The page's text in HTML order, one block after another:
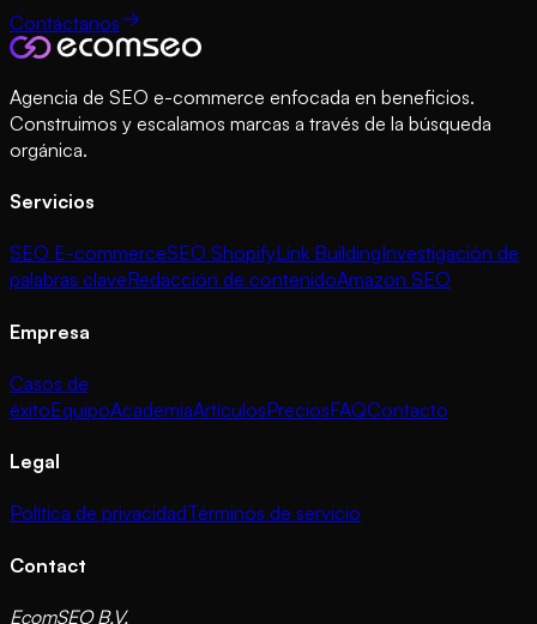
Contáctanos
Agencia de SEO e-commerce enfocada en beneficios.
Construimos y escalamos marcas a través de la búsqueda
orgánica.
Servicios
SEO E-commerceSEO ShopifyLink BuildingInvestigación de
palabras claveRedacción de contenidoAmazon SEO
Empresa
Casos de
éxitoEquipoAcademiaArtículosPreciosFAQContacto
Legal
Política de privacidadTérminos de servicio
Contact
EcomSEO B.V.